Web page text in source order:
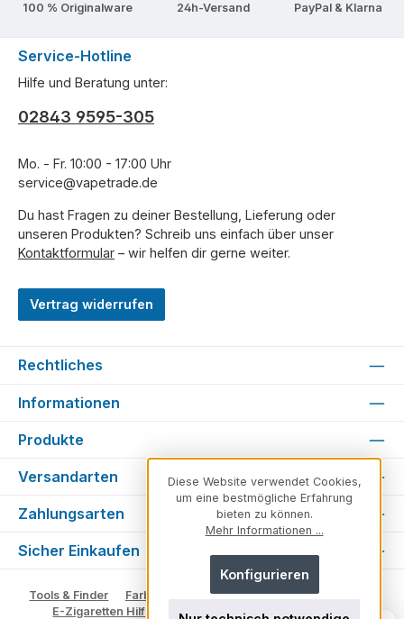
100 % Originalware 24h-Versand PayPal & Klarna
Service-Hotline
Hilfe und Beratung unter:
02843 9595-305
Mo. - Fr. 10:00 - 17:00 Uhr
service@vapetrade.de
Du hast Fragen zu deiner Bestellung, Lieferung oder
unseren Produkten? Schreib uns einfach über unser
Kontaktformular – wir helfen dir gerne weiter.
Vertrag widerrufen
Rechtliches
Informationen
Produkte
Versandarten
Zahlungsarten
Sicher Einkaufen
Tools & Finder Farben & Varianten
Geschmack suchen
E-Zigaretten Hilfe
Fachberater Vape Ratgeber
Diese Website verwendet Cookies,
um eine bestmögliche Erfahrung
bieten zu können.
Mehr Informationen ...
Konfigurieren